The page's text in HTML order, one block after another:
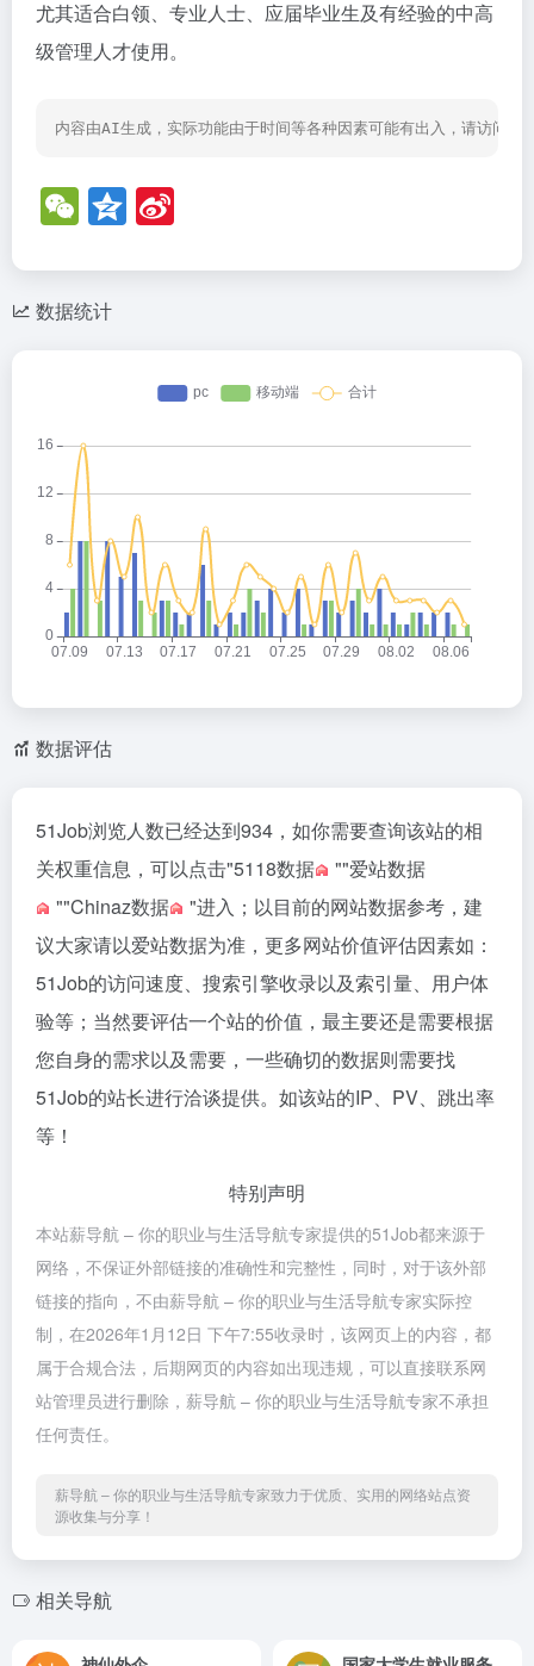
尤其适合白领、专业人士、应届毕业生及有经验的中高
级管理人才使用。
内容由AI生成，实际功能由于时间等各种因素可能有出入，请访问网
W
e
C
h
Q
z
o a
b
o
数据统计
数据评估
51Job浏览人数已经达到934，如你需要查询该站的相
关权重信息，可以点击"5118数据 ""爱站数据
""Chinaz数据
"进入；以目前的网站数据参考，建
议大家请以爱站数据为准，更多网站价值评估因素如：
51Job的访问速度、搜索引擎收录以及索引量、用户体
验等；当然要评估一个站的价值，最主要还是需要根据
您自身的需求以及需要，一些确切的数据则需要找
51Job的站长进行洽谈提供。如该站的IP、PV、跳出率
等！
特别声明
本站薪导航 – 你的职业与生活导航专家提供的51Job都来源于
网络，不保证外部链接的准确性和完整性，同时，对于该外部
链接的指向，不由薪导航 – 你的职业与生活导航专家实际控
制，在2026年1月12日 下午7:55收录时，该网页上的内容，都
属于合规合法，后期网页的内容如出现违规，可以直接联系网
站管理员进行删除，薪导航 – 你的职业与生活导航专家不承担
任何责任。
薪导航 – 你的职业与生活导航专家致力于优质、实用的网络站点资
源收集与分享！
相关导航